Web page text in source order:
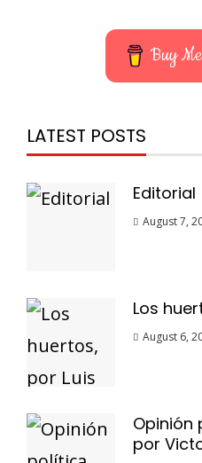
Buy
LATEST POSTS
Editorial
August 7,
Los
August 6,
Opinión
por